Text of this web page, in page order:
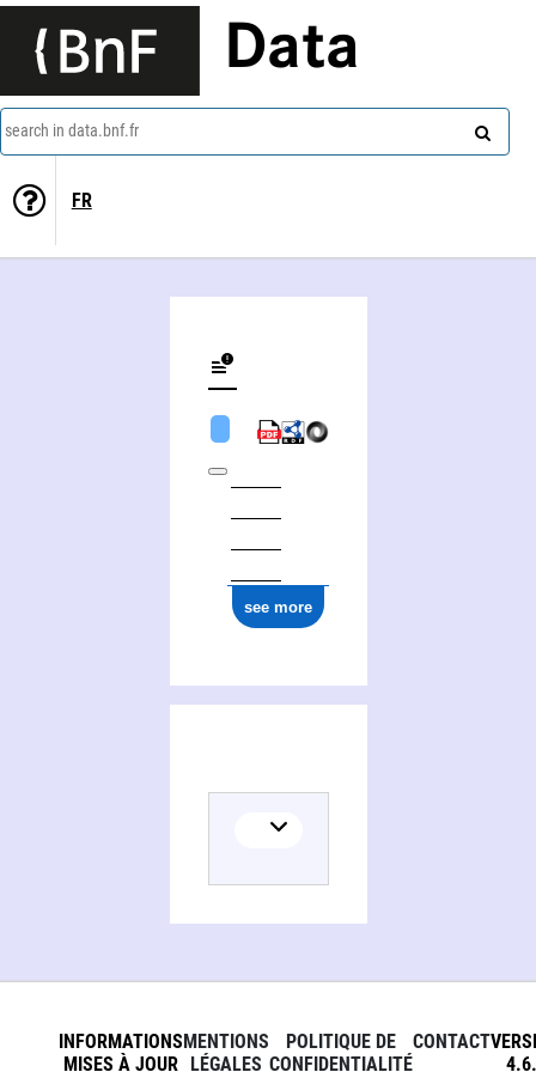
Data
search in data.bnf.fr
FR
see more
INFORMATIONS
MISES À JOUR
MENTIONS
LÉGALES
POLITIQUE DE
CONFIDENTIALITÉ
CONTACT